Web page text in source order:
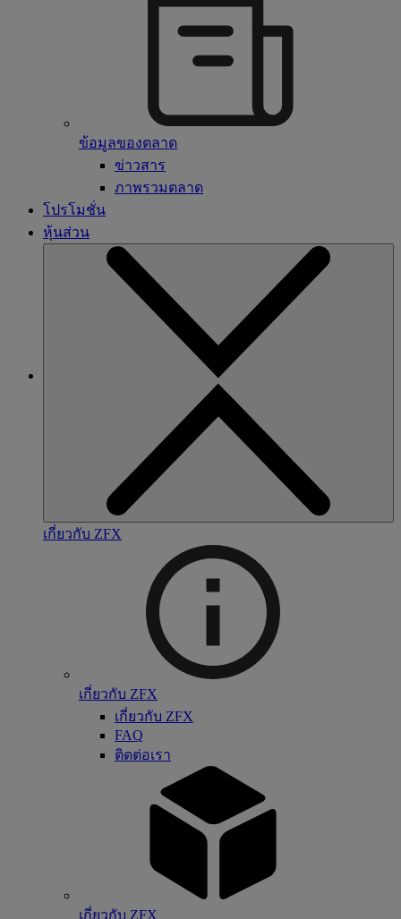
ข้อมูลของตลาด
ข่าวสาร
ภาพรวมตลาด
โปรโมชั่น
หุ้นส่วน
เกี่ยวกับ ZFX
เกี่ยวกับ ZFX
เกี่ยวกับ ZFX
FAQ
ติดต่อเรา
เกี่ยวกับ ZFX